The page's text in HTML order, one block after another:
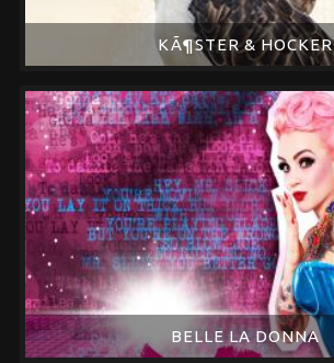
KÃ¶STER & HOCKER
BELLE LA DONNA